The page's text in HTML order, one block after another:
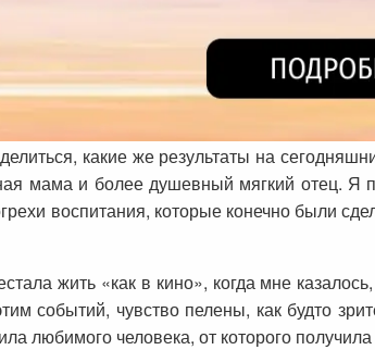
какие же результаты на
мама и более душевный мягкий отец. Я
воспитания, которые конечно были
жить «как в кино», когда мне
событий, чувство пелены, как будто
любимого человека, от которого